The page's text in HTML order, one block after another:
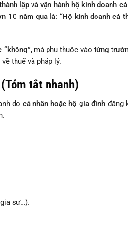
lập và vận hành hộ kinh doanh
10 năm qua là: “Hộ kinh doanh cá
“không”, mà phụ thuộc vào từng
thuế và pháp lý.
tắt nhanh)
do cá nhân hoặc hộ gia đình đăng
sư…).